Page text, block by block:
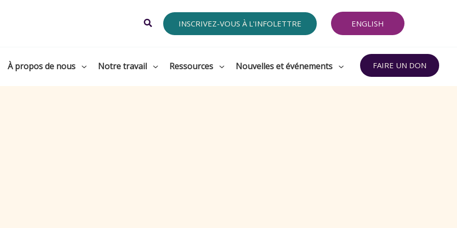
Search INSCRIVEZ-VOUS À L'INFOLETTRE ENGLISH
À propos de nous Notre travail Ressources Nouvelles et événements FAIRE UN DON